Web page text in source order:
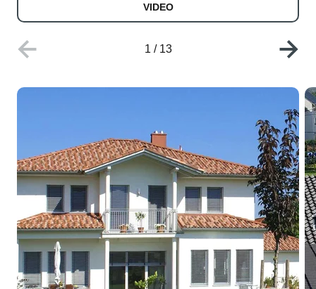
VIDEO
1 / 13